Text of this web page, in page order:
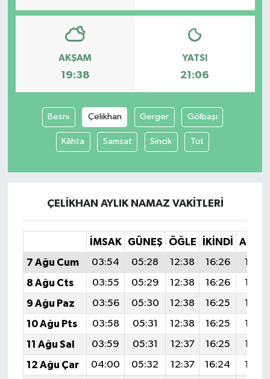
AKŞAM
19:38
YATSI
21:06
Besni Çelikhan Gerger Gölbaşı
Kâhta Samsat Sincik Tut
ÇELIKHAN AYLIK NAMAZ VAKITLERI
İMSAK GÜNEŞ ÖĞLE İKINDI
7 Ağu Cum
03:54 05:28 12:38 16:26
19:38
8 Ağu Cts
03:55 05:29 12:38 16:26
19:37
9 Ağu Paz
03:56 05:30 12:38 16:25
19:36
10 Ağu Pts
03:58 05:31 12:38 16:25
19:35
11 Ağu Sal
03:59 05:31 12:37 16:25
19:33
12 Ağu Çar
04:00 05:32 12:37 16:24
19:32